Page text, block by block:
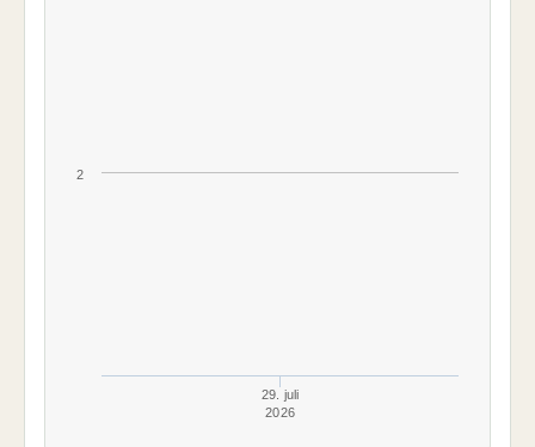
29. juli
2026
2